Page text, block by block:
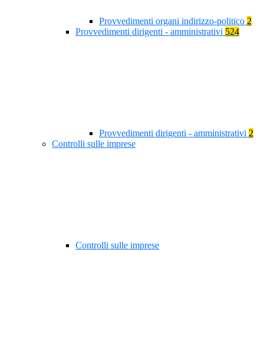
Provvedimenti organi indirizzo-politico 2
Provvedimenti dirigenti - amministrativi 524
Provvedimenti dirigenti - amministrativi 2
Controlli sulle imprese
Controlli sulle imprese